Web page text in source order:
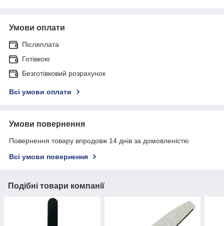
Умови оплати
Післяплата
Готівкою
Безготівковий розрахунок
Всі умови оплати
Умови повернення
Повернення товару впродовж 14 днів за домовленістю
Всі умови повернення
Подібні товари компанії